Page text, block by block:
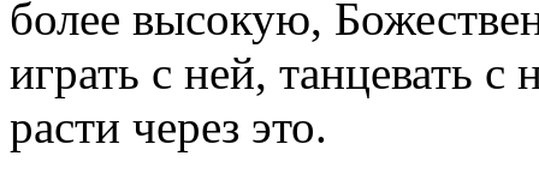
более высокую,
играть с ней, танцевать
расти через это.